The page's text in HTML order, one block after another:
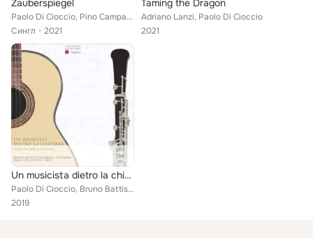
Zauberspiegel
Paolo Di Cioccio, Pino Campanelli
Сингл
2021
Taming the Dragon
Adriano Lanzi, Paolo Di Cioccio
2021
Un musicista dietro la chitarra: Opere per oboe e chitarra
Paolo Di Cioccio, Bruno Battisti D'Amario
2019